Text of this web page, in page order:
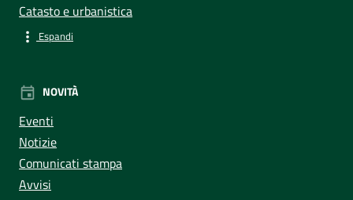
Catasto e urbanistica
Espandi
NOVITÀ
Eventi
Notizie
Comunicati stampa
Avvisi